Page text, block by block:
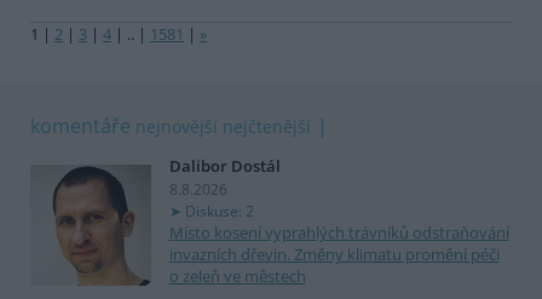
1 | 2 | 3 | 4 | .. | 1581 | »
komentáře nejnovější nejčtenější
Dalibor Dostál
8.8.2026
Diskuse: 2
Místo kosení vyprahlých trávníků odstraňování
invazních dřevin. Změny klimatu promění péči
o zeleň ve městech